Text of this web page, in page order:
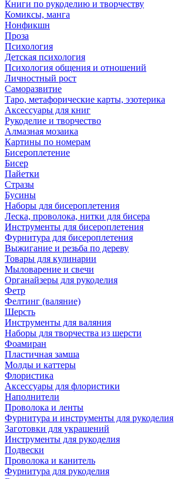
Книги по рукоделию и творчеству
Комиксы, манга
Нонфикшн
Проза
Психология
Детская психология
Психология общения и отношений
Личностный рост
Саморазвитие
Таро, метафорические карты, эзотерика
Аксессуары для книг
Рукоделие и творчество
Алмазная мозаика
Картины по номерам
Бисероплетение
Бисер
Пайетки
Стразы
Бусины
Наборы для бисероплетения
Леска, проволока, нитки для бисера
Инструменты для бисероплетения
Фурнитура для бисероплетения
Выжигание и резьба по дереву
Товары для кулинарии
Мыловарение и свечи
Органайзеры для рукоделия
Фетр
Фелтинг (валяние)
Шерсть
Инструменты для валяния
Наборы для творчества из шерсти
Фоамиран
Пластичная замша
Молды и каттеры
Флористика
Аксессуары для флористики
Наполнители
Проволока и ленты
Фурнитура и инструменты для рукоделия
Заготовки для украшений
Инструменты для рукоделия
Подвески
Проволока и канитель
Фурнитура для рукоделия